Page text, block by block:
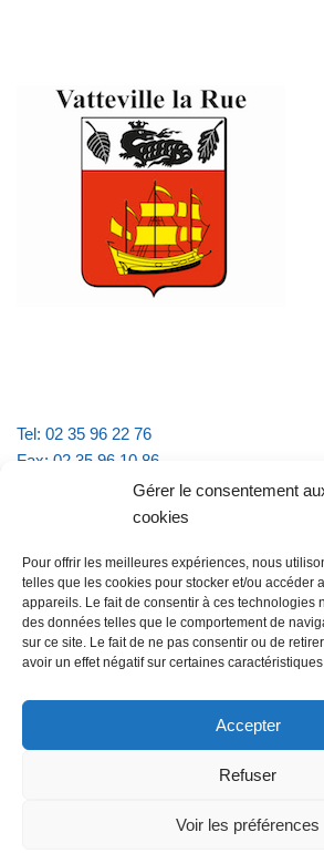
Gérer le consentement
cookies
Pour offrir les meilleures expériences, nous
telles que les cookies pour stocker et/ou accéder
appareils. Le fait de consentir à ces technologies
des données telles que le comportement de
sur ce site. Le fait de ne pas consentir ou de
avoir un effet négatif sur certaines
Accepter
Refuser
Voir les préférences
Tel: 02 35 96 22 76
Fax: 02 35 96 10 86
Email : mairie.vattevillelarue@wanadoo.fr
lundi et jeudi de 9h à 11h30
mardi et vendredi de 16h à 18h30
@Vatteville-la-rue mentions légales